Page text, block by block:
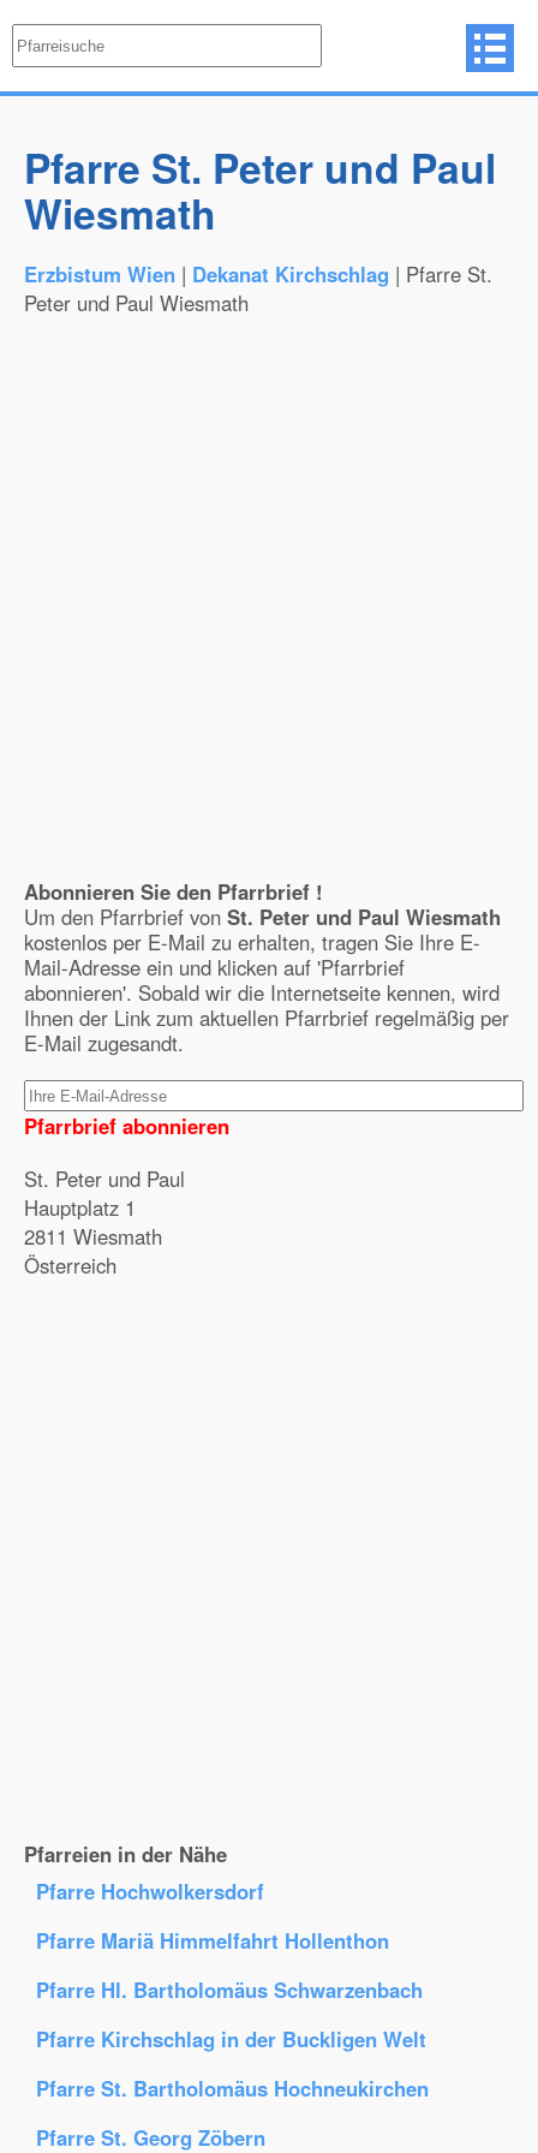
Pfarre St. Peter und Paul
Wiesmath
Erzbistum Wien | Dekanat Kirchschlag | Pfarre St.
Peter und Paul Wiesmath
Abonnieren Sie den Pfarrbrief !
Um den Pfarrbrief von St. Peter und Paul Wiesmath
kostenlos per E-Mail zu erhalten, tragen Sie Ihre E-
Mail-Adresse ein und klicken auf 'Pfarrbrief
abonnieren'. Sobald wir die Internetseite kennen, wird
Ihnen der Link zum aktuellen Pfarrbrief regelmäßig per
E-Mail zugesandt.
Pfarrbrief abonnieren
St. Peter und Paul
Hauptplatz 1
2811 Wiesmath
Österreich
Pfarreien in der Nähe
Pfarre Hochwolkersdorf
Pfarre Mariä Himmelfahrt Hollenthon
Pfarre Hl. Bartholomäus Schwarzenbach
Pfarre Kirchschlag in der Buckligen Welt
Pfarre St. Bartholomäus Hochneukirchen
Pfarre St. Georg Zöbern